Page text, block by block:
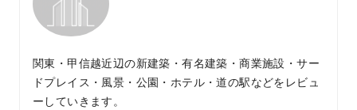
関東・甲信越近辺の新建築・有名建築・商業施設・サー
ドプレイス・風景・公園・ホテル・道の駅などをレビュ
ーしていきます。